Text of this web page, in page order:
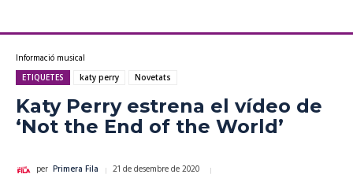
Informació musical
ETIQUETES katy perry Novetats
Katy Perry estrena el vídeo de
‘Not the End of the World’
per Primera Fila 21 de desembre de 2020